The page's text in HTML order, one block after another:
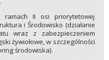
ramach II osi priorytetowej
i Środowisko (działanie
wraz z zabezpieczeniem
żywiołowe, w szczególności
środowiska).